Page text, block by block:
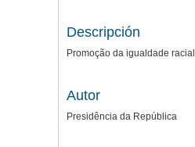
Descripción
Promoção da igualdade racial
Autor
Presidência da República